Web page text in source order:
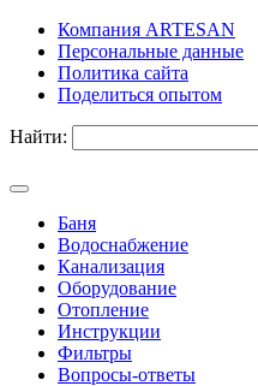
Компания ARTESAN
Персональные данные
Политика сайта
Поделиться опытом
Найти:
Баня
Водоснабжение
Канализация
Оборудование
Отопление
Инструкции
Фильтры
Вопросы-ответы